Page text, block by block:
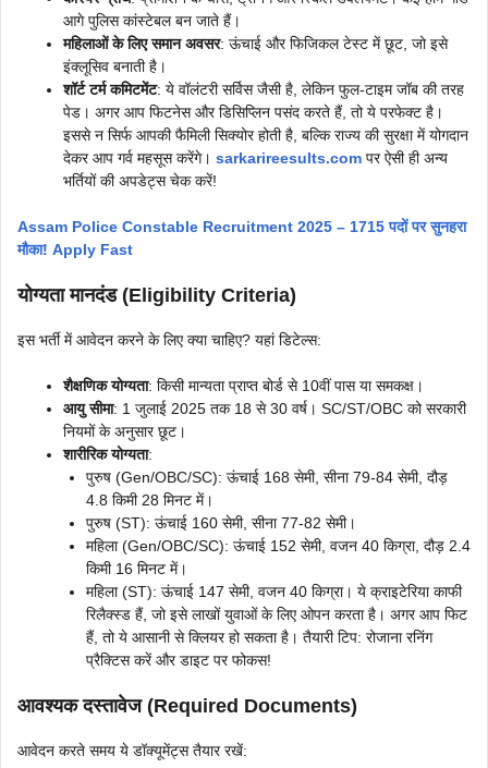
आगे पुलिस कांस्टेबल बन जाते हैं।
महिलाओं के लिए समान अवसर: ऊंचाई और फिजिकल टेस्ट में छूट, जो इसे
इंक्लूसिव बनाती है।
शॉर्ट टर्म कमिटमेंट: ये वॉलंटरी सर्विस जैसी है, लेकिन फुल-टाइम जॉब की तरह
पेड। अगर आप फिटनेस और डिसिप्लिन पसंद करते हैं, तो ये परफेक्ट है।
इससे न सिर्फ आपकी फैमिली सिक्योर होती है, बल्कि राज्य की सुरक्षा में योगदान
देकर आप गर्व महसूस करेंगे। sarkarireesults.com पर ऐसी ही अन्य
भर्तियों की अपडेट्स चेक करें!
Assam Police Constable Recruitment 2025 – 1715 पदों पर सुनहरा
मौका! Apply Fast
योग्यता मानदंड (Eligibility Criteria)
इस भर्ती में आवेदन करने के लिए क्या चाहिए? यहां डिटेल्स:
शैक्षणिक योग्यता: किसी मान्यता प्राप्त बोर्ड से 10वीं पास या समकक्ष।
आयु सीमा: 1 जुलाई 2025 तक 18 से 30 वर्ष। SC/ST/OBC को सरकारी
नियमों के अनुसार छूट।
शारीरिक योग्यता:
पुरुष (Gen/OBC/SC): ऊंचाई 168 सेमी, सीना 79-84 सेमी, दौड़
4.8 किमी 28 मिनट में।
पुरुष (ST): ऊंचाई 160 सेमी, सीना 77-82 सेमी।
महिला (Gen/OBC/SC): ऊंचाई 152 सेमी, वजन 40 किग्रा, दौड़ 2.4
किमी 16 मिनट में।
महिला (ST): ऊंचाई 147 सेमी, वजन 40 किग्रा। ये क्राइटेरिया काफी
रिलैक्स्ड हैं, जो इसे लाखों युवाओं के लिए ओपन करता है। अगर आप फिट
हैं, तो ये आसानी से क्लियर हो सकता है। तैयारी टिप: रोजाना रनिंग
प्रैक्टिस करें और डाइट पर फोकस!
आवश्यक दस्तावेज (Required Documents)
आवेदन करते समय ये डॉक्यूमेंट्स तैयार रखें: